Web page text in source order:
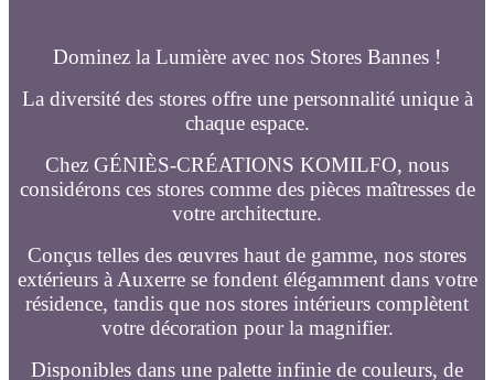
Dominez la Lumière avec nos Stores Bannes !
La diversité des stores offre une personnalité unique à
chaque espace.
Chez GÉNIÈS-CRÉATIONS KOMILFO, nous
considérons ces stores comme des pièces maîtresses de
votre architecture.
Conçus telles des œuvres haut de gamme, nos stores
extérieurs à Auxerre se fondent élégamment dans votre
résidence, tandis que nos stores intérieurs complètent
votre décoration pour la magnifier.
Disponibles dans une palette infinie de couleurs, de